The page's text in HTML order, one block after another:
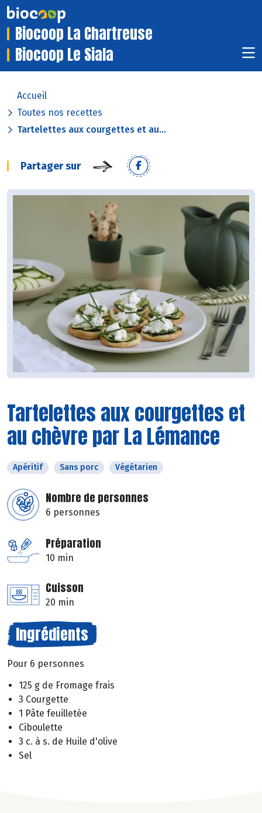
Biocoop La Chartreuse
Biocoop Le Siala
Accueil
Toutes nos recettes
Tartelettes aux courgettes et au...
Partager sur
Tartelettes aux courgettes et
au chèvre par La Lémance
Apéritif Sans porc Végétarien
Nombre de personnes
6 personnes
Préparation
10 min
Cuisson
20 min
Ingrédients
Pour 6 personnes
125 g de Fromage frais
3 Courgette
1 Pâte feuilletée
Ciboulette
3 c. à s. de Huile d'olive
Sel